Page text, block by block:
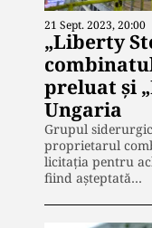
21 Sept. 2023, 20:00
„Liberty
preluat și
Ungaria
Grupul siderurgic
proprietarul
licitaţia pentru
fiind așteptată…